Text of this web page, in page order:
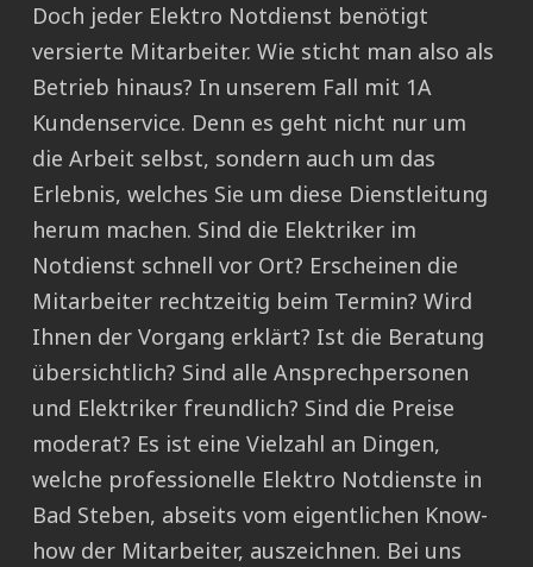
Doch jeder Elektro Notdienst benötigt
versierte Mitarbeiter. Wie sticht man also als
Betrieb hinaus? In unserem Fall mit 1A
Kundenservice. Denn es geht nicht nur um
die Arbeit selbst, sondern auch um das
Erlebnis, welches Sie um diese Dienstleitung
herum machen. Sind die Elektriker im
Notdienst schnell vor Ort? Erscheinen die
Mitarbeiter rechtzeitig beim Termin? Wird
Ihnen der Vorgang erklärt? Ist die Beratung
übersichtlich? Sind alle Ansprechpersonen
und Elektriker freundlich? Sind die Preise
moderat? Es ist eine Vielzahl an Dingen,
welche professionelle Elektro Notdienste in
Bad Steben, abseits vom eigentlichen Know-
how der Mitarbeiter, auszeichnen. Bei uns